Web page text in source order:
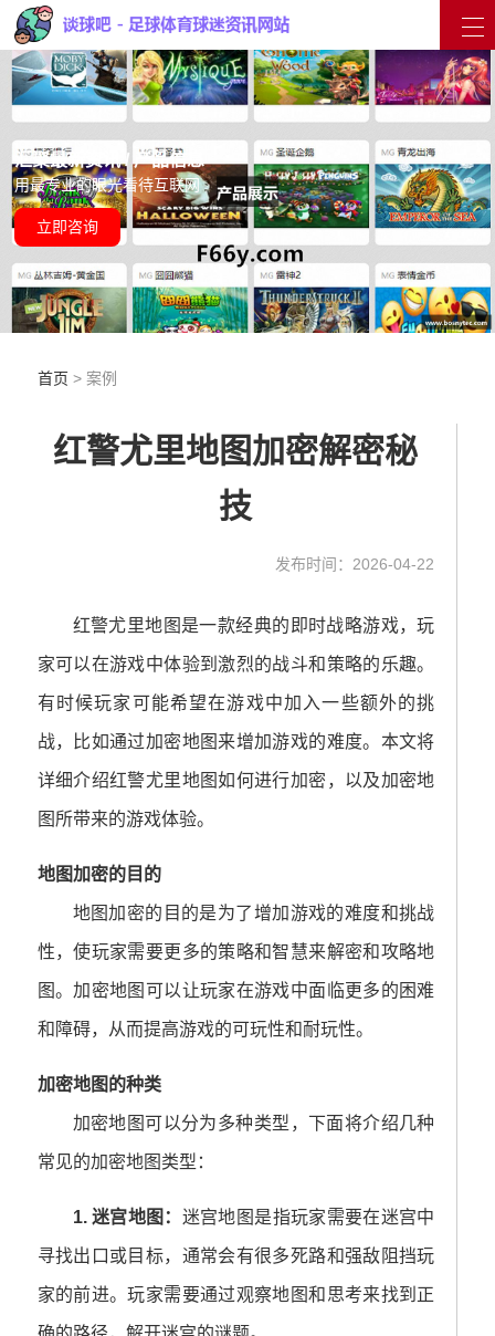
汇聚最新资讯 / 产品信息
用最专业的眼光看待互联网
立即咨询
首页 > 案例
红警尤里地图加密解密秘
技
发布时间：2026-04-22
红警尤里地图是一款经典的即时战略游戏，玩
家可以在游戏中体验到激烈的战斗和策略的乐趣。
有时候玩家可能希望在游戏中加入一些额外的挑
战，比如通过加密地图来增加游戏的难度。本文将
详细介绍红警尤里地图如何进行加密，以及加密地
图所带来的游戏体验。
地图加密的目的
地图加密的目的是为了增加游戏的难度和挑战
性，使玩家需要更多的策略和智慧来解密和攻略地
图。加密地图可以让玩家在游戏中面临更多的困难
和障碍，从而提高游戏的可玩性和耐玩性。
加密地图的种类
加密地图可以分为多种类型，下面将介绍几种
常见的加密地图类型：
1. 迷宫地图： 迷宫地图是指玩家需要在迷宫中
寻找出口或目标，通常会有很多死路和强敌阻挡玩
家的前进。玩家需要通过观察地图和思考来找到正